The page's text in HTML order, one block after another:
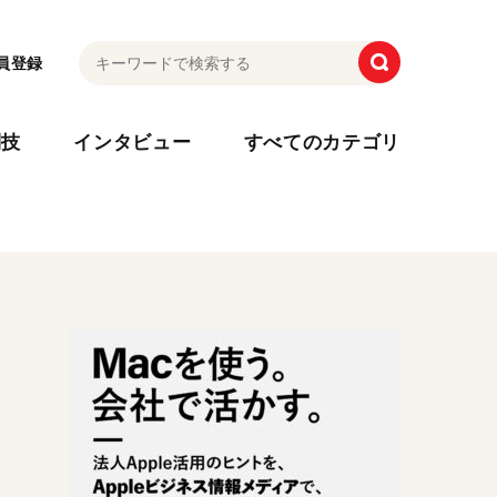
登録
インタビュー すべてのカテゴリ